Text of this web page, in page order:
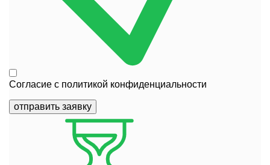
Согласие с политикой конфиденциальности
отправить заявку